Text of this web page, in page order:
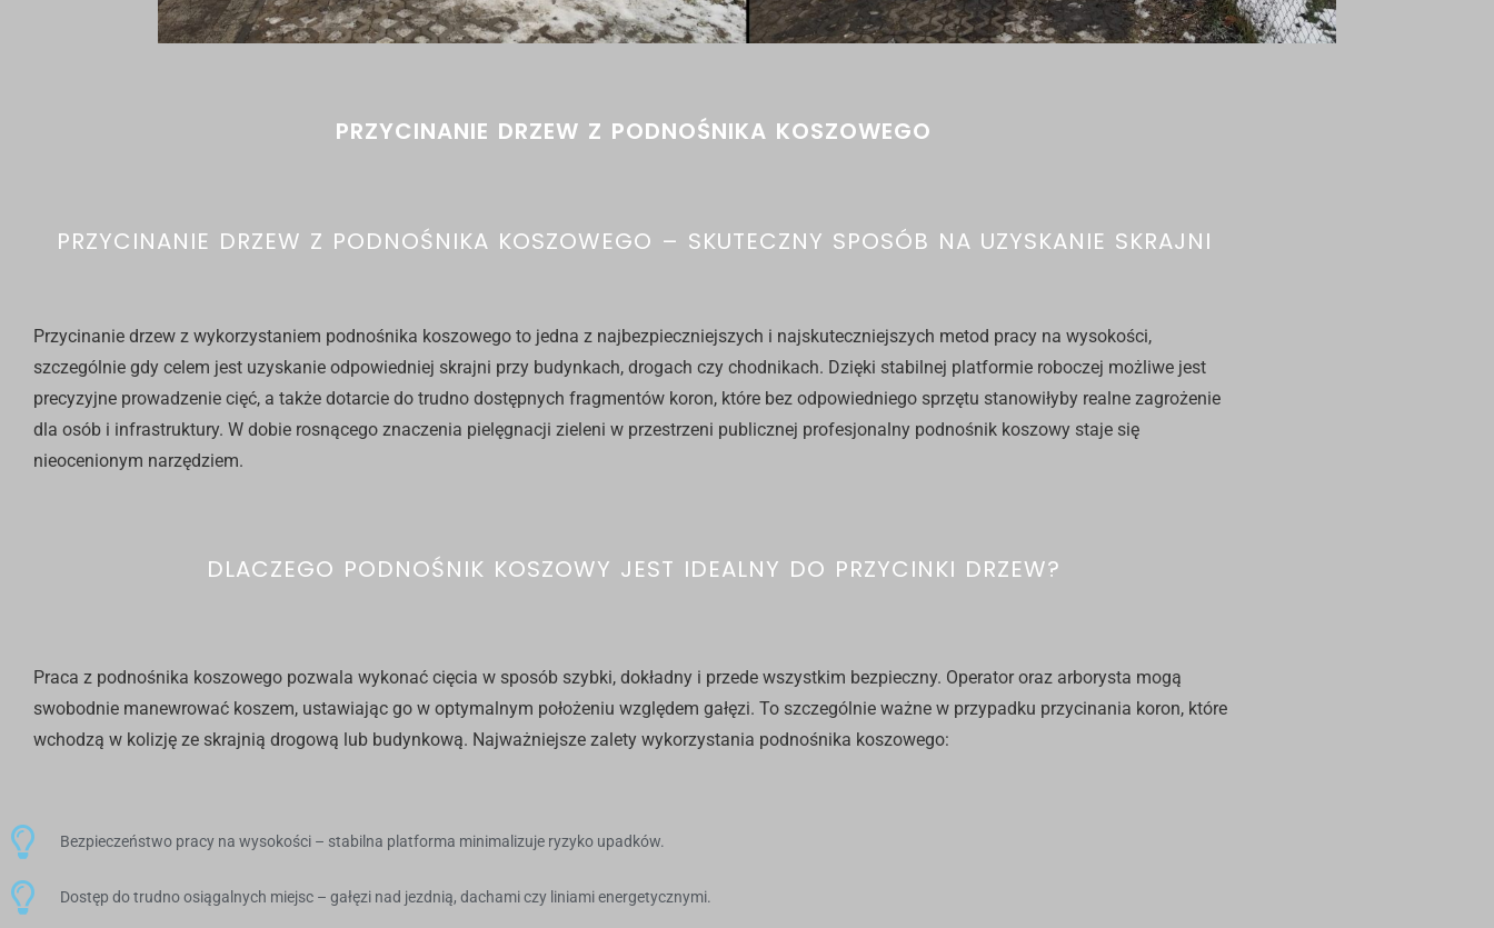
PRZYCINANIE DRZEW Z PODNOŚNIKA KOSZOWEGO
PRZYCINANIE DRZEW Z PODNOŚNIKA KOSZOWEGO – SKUTECZNY SPOSÓB NA UZYSKANIE SKRAJNI
Przycinanie drzew z wykorzystaniem podnośnika koszowego to jedna z najbezpieczniejszych i najskuteczniejszych metod pracy na wysokości,
szczególnie gdy celem jest uzyskanie odpowiedniej skrajni przy budynkach, drogach czy chodnikach. Dzięki stabilnej platformie roboczej możliwe jest
precyzyjne prowadzenie cięć, a także dotarcie do trudno dostępnych fragmentów koron, które bez odpowiedniego sprzętu stanowiłyby realne zagrożenie
dla osób i infrastruktury. W dobie rosnącego znaczenia pielęgnacji zieleni w przestrzeni publicznej profesjonalny podnośnik koszowy staje się
nieocenionym narzędziem.
DLACZEGO PODNOŚNIK KOSZOWY JEST IDEALNY DO PRZYCINKI DRZEW?
Praca z podnośnika koszowego pozwala wykonać cięcia w sposób szybki, dokładny i przede wszystkim bezpieczny. Operator oraz arborysta mogą
swobodnie manewrować koszem, ustawiając go w optymalnym położeniu względem gałęzi. To szczególnie ważne w przypadku przycinania koron, które
wchodzą w kolizję ze skrajnią drogową lub budynkową. Najważniejsze zalety wykorzystania podnośnika koszowego:
Bezpieczeństwo pracy na wysokości – stabilna platforma minimalizuje ryzyko upadków.
Dostęp do trudno osiągalnych miejsc – gałęzi nad jezdnią, dachami czy liniami energetycznymi.